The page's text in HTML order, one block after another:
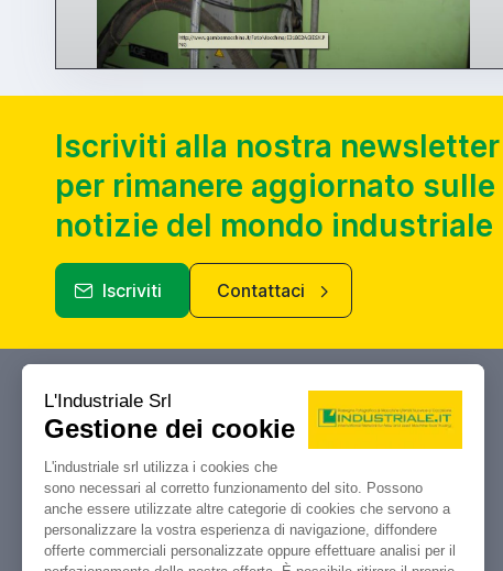
Iscriviti alla nostra newsletter
per rimanere aggiornato
notizie del mondo industriale
Iscriviti Contattaci
Industriale.it
Il tuo portale di riferimento per
compravendita, aste e liquidazioni di
macchine utensili e macchinari
industriali.